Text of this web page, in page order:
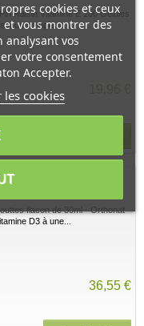
Raisin Vitamine E 200 Gélules
un complexe...
19,96 €
gouttes flacon de 30ml -
flacon de 30ml - Orthonat
D3 à une...
36,55 €
cookies et ceux
vous montrer des
analysant vos
votre consentement
Accepter.
les cookies